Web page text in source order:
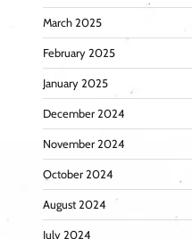
March 2025
February 2025
January 2025
December 2024
November 2024
October 2024
August 2024
July 2024